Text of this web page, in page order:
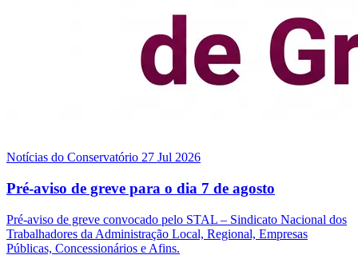
Notícias do Conservatório 27 Jul 2026
Pré-aviso de greve para o dia 7 de agosto
Pré-aviso de greve convocado pelo STAL – Sindicato Nacional dos
Trabalhadores da Administração Local, Regional, Empresas
Públicas, Concessionários e Afins.